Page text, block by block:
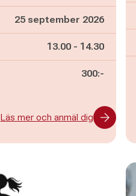
25 september 2026
Pågår mellan
13.00 - och
14.30
300:-
Läs mer och anmäl dig